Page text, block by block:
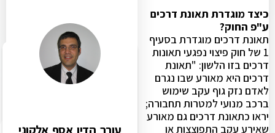
כיצד מוגדרת תאונת דרכים
ע"פ החוק?
תאונת דרכים מוגדרת בסעיף
1 של חוק פיצוי נפגעי תאונות
דרכים בזו הלשון: "תאונת
דרכים היא מאורע שבו נגרם
לאדם נזק גוף עקב שימוש
ברכב מנועי למטרות תחבורה;
יראו כתאונת דרכים גם מאורע
שאירע עקב התפוצצות או